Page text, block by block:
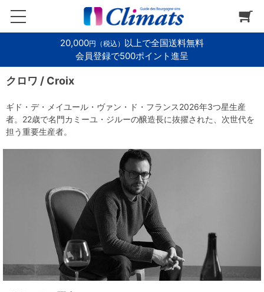
20,000円（税込） 以上で全国送料無料
会員登録で500ポイント進呈
クロワ / Croix
ギド・デ・メイユール・ヴァン・ド・フランス2026年3つ星生産
者。22歳で名門カミーユ・ジルーの醸造長に抜擢された、次世代を
担う重要生産者。